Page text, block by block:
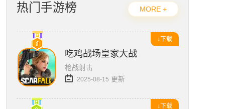
热门手游榜 MORE +
↓下载
吃鸡战场皇家大战
枪战射击
2025-08-15 更新
↓下载